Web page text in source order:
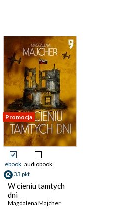
Promocja
ebook audiobook
33 pkt
W cieniu tamtych
dni
Magdalena Majcher